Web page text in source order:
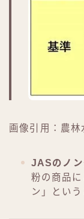
画像引用：農林
JASのノ
粉の商品
ン」という